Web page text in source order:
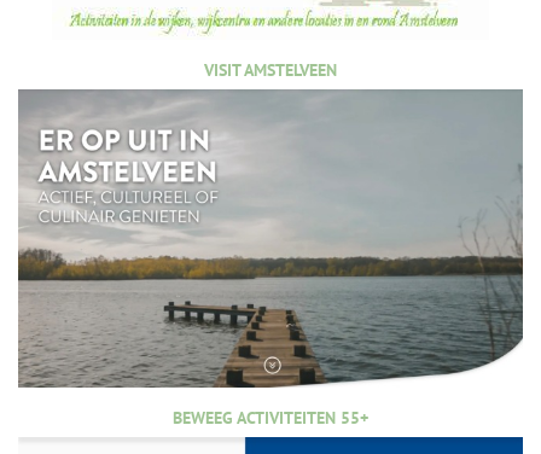
VISIT AMSTELVEEN
BEWEEG ACTIVITEITEN 55+